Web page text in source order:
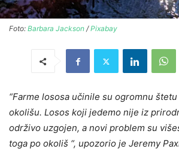
Foto: Barbara Jackson /Pixabay
“Farme lososa učinile su ogromnu
okolišu. Losos koji jedemo nije iz
održivo uzgojen, a novi problem su
toga po okoliš “, upozorio je Jeremy